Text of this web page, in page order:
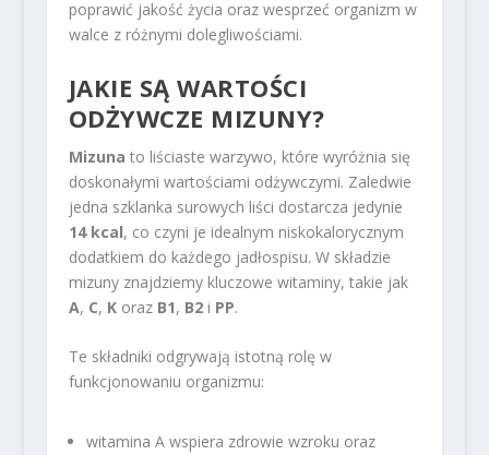
poprawić jakość życia oraz wesprzeć organizm w
walce z różnymi dolegliwościami.
JAKIE SĄ WARTOŚCI
ODŻYWCZE MIZUNY?
Mizuna to liściaste warzywo, które wyróżnia się
doskonałymi wartościami odżywczymi. Zaledwie
jedna szklanka surowych liści dostarcza jedynie
14 kcal, co czyni je idealnym niskokalorycznym
dodatkiem do każdego jadłospisu. W składzie
mizuny znajdziemy kluczowe witaminy, takie jak
A, C, Koraz B1, B2i PP.
Te składniki odgrywają istotną rolę w
funkcjonowaniu organizmu:
witamina A wspiera zdrowie wzroku oraz